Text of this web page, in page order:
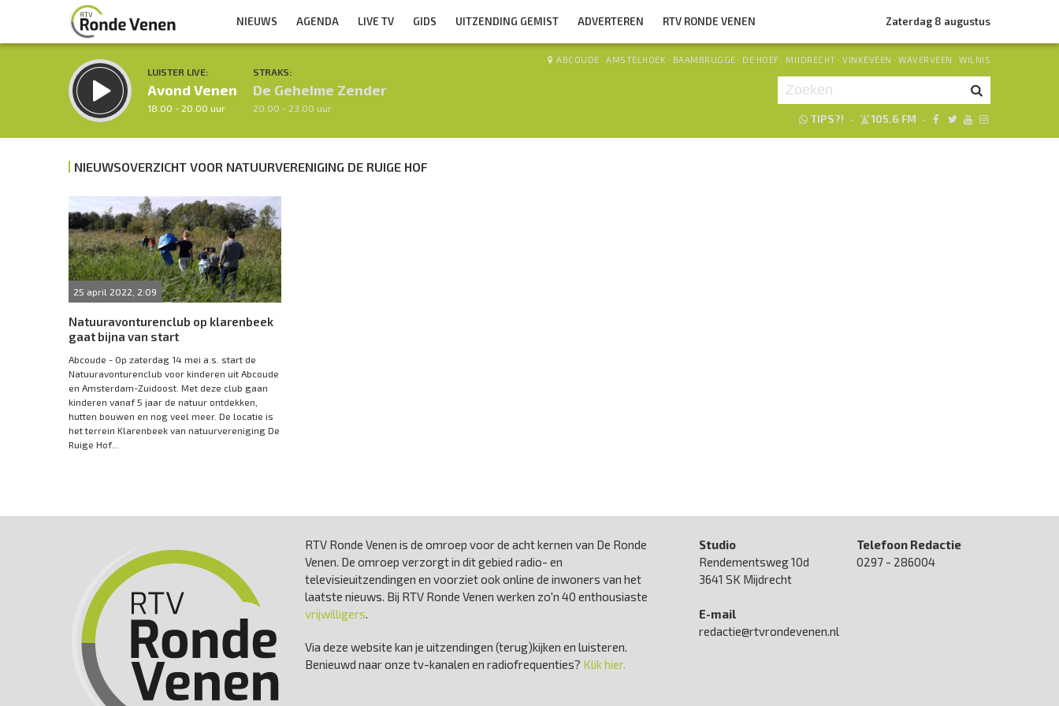
NIEUWS AGENDA LIVE TV GIDS UITZENDING GEMIST ADVERTEREN RTV RONDE VENEN Zaterdag 8 augustus
LUISTER LIVE:
Avond Venen
18.00 - 20.00 uur
STRAKS:
De Geheime Zender
20.00 - 23.00 uur
ABCOUDE · AMSTELHOEK · BAAMBRUGGE · DE HOEF · MIJDRECHT · VINKEVEEN · WAVERVEEN · WILNIS
TIPS?! · 105.6 FM ·
Inklappen
NIEUWSOVERZICHT VOOR NATUURVERENIGING DE RUIGE HOF
25 april 2022, 2:09
Natuuravonturenclub op klarenbeek
gaat bijna van start
Abcoude - Op zaterdag 14 mei a.s. start de
Natuuravonturenclub voor kinderen uit Abcoude
en Amsterdam-Zuidoost. Met deze club gaan
kinderen vanaf 5 jaar de natuur ontdekken,
hutten bouwen en nog veel meer. De locatie is
het terrein Klarenbeek van natuurvereniging De
Ruige Hof...
RTV Ronde Venen is de omroep voor de acht kernen van De Ronde
Venen. De omroep verzorgt in dit gebied radio- en
televisieuitzendingen en voorziet ook online de inwoners van het
laatste nieuws. Bij RTV Ronde Venen werken zo'n 40 enthousiaste
vrijwilligers.
Via deze website kan je uitzendingen (terug)kijken en luisteren.
Benieuwd naar onze tv-kanalen en radiofrequenties? Klik hier.
Studio
Rendementsweg 10d
3641 SK Mijdrecht
E-mail
redactie@rtvrondevenen.nl
Telefoon Redactie
0297 - 286004